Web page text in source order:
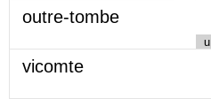
outre-tombe
u
vicomte